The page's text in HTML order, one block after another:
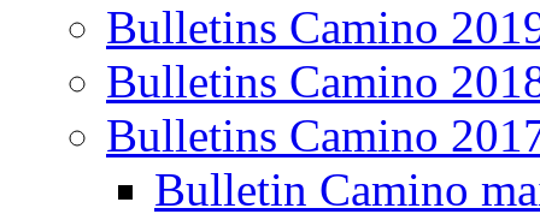
Bulletins Camino
Bulletins Camino
Bulletins Camino
Bulletin Camino